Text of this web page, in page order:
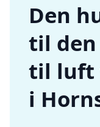
Den
til
til luft
i